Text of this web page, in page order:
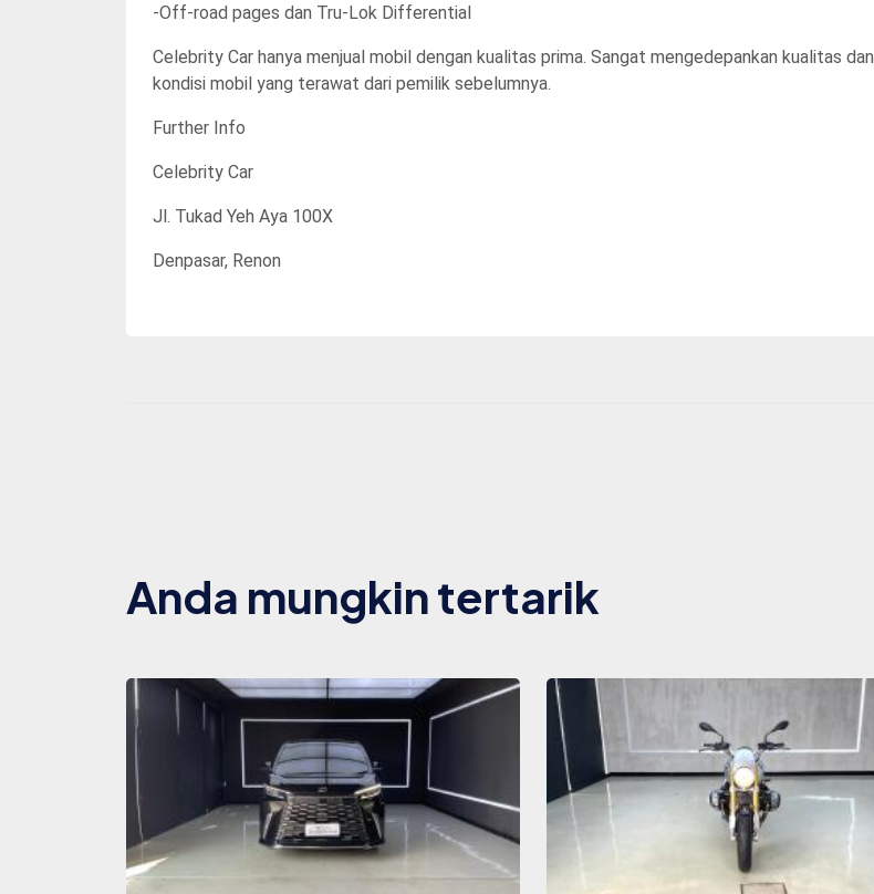
-Off-road pages dan Tru-Lok Differential
Celebrity Car hanya menjual mobil dengan kualitas prima. Sangat mengedepankan kualitas dan
kondisi mobil yang terawat dari pemilik sebelumnya.
Further Info
Celebrity Car
Jl. Tukad Yeh Aya 100X
Denpasar, Renon
Anda mungkin tertarik